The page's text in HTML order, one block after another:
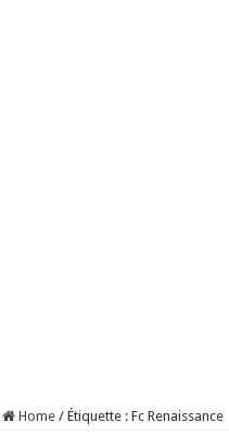
Home / Étiquette :Fc Renaissance